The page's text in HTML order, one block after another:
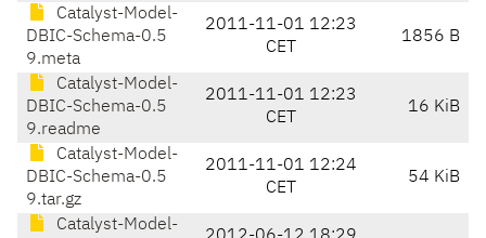
Catalyst-Model-
DBIC-Schema-0.5
9.meta
2011-11-01 12:23
CET
1856 B
Catalyst-Model-
DBIC-Schema-0.5
9.readme
2011-11-01 12:23
CET
16 KiB
Catalyst-Model-
DBIC-Schema-0.5
9.tar.gz
2011-11-01 12:24
CET
54 KiB
Catalyst-Model-